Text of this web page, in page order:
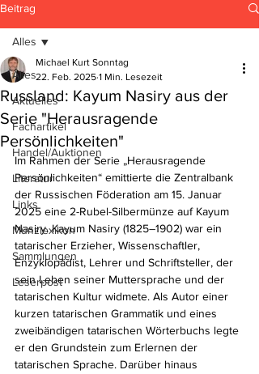
Beitrag
Alles
Aktuelles
Fachartikel
Handel/Auktionen
Literatur
Links
Münzlexikon
Sammlungen
Leserpost
Alles
Russland: Kayum Nasiry aus der
Serie "Herausragende
Persönlichkeiten"
Michael Kurt Sonntag
22. Feb. 2025 1 Min. Lesezeit
Im Rahmen der Serie „Herausragende
Persönlichkeiten“ emittierte die Zentralbank
der Russischen Föderation am 15. Januar
2025 eine 2-Rubel-Silbermünze auf Kayum
Nasiry. Kayum Nasiry (1825–1902) war ein
tatarischer Erzieher, Wissenschaftler,
Enzyklopädist, Lehrer und Schriftsteller, der
sein Leben seiner Muttersprache und der
tatarischen Kultur widmete. Als Autor einer
kurzen tatarischen Grammatik und eines
zweibändigen tatarischen Wörterbuchs legte
er den Grundstein zum Erlernen der
tatarischen Sprache. Darüber hinaus